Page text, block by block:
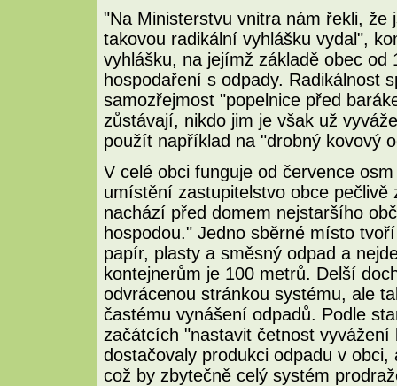
"Na Ministerstvu vnitra nám řekli,
takovou radikální vyhlášku vydal",
vyhlášku, na jejímž základě obec
hospodaření s odpady. Radikálnost
samozřejmost "popelnice před
zůstávají, nikdo jim je však už
použít například na "drobný kovový
V celé obci funguje od července
umístění zastupitelstvo obce pečlivě
nachází před domem nejstaršího
hospodou." Jedno sběrné místo
papír, plasty a směsný odpad a
kontejnerům je 100 metrů. Delší
odvrácenou stránkou systému, ale
častému vynášení odpadů. Podle
začátcích "nastavit četnost
dostačovaly produkci odpadu v
což by zbytečně celý systém